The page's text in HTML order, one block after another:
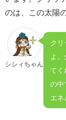
のは、この太陽
シシィちゃん
クリ
よ
てく
の中
エネ